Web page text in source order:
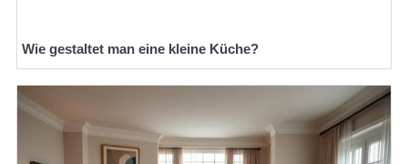
Wie gestaltet man eine kleine Küche?